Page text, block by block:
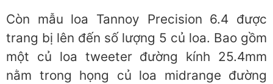
Còn mẫu loa Tannoy Precision 6.4 được
trang bị lên đến số lượng 5 củ loa. Bao gồm
một củ loa tweeter đường kính 25.4mm
nằm trong họng củ loa midrange đường